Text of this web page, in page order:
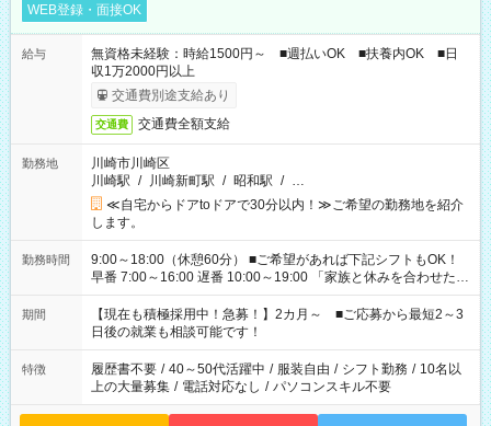
WEB登録・面接OK
給与
無資格未経験：時給1500円～ ■週払いOK ■扶養内OK ■日
収1万2000円以上
交通費別途支給あり
交通費 交通費全額支給
勤務地
川崎市川崎区
川崎駅 / 川崎新町駅 / 昭和駅 / …
≪自宅からドアtoドアで30分以内！≫ご希望の勤務地を紹介
します。
勤務時間
9:00～18:00（休憩60分） ■ご希望があれば下記シフトもOK！
早番 7:00～16:00 遅番 10:00～19:00 「家族と休みを合わせた
い」 「余裕を持って夕飯の準備がしたい」 「できれば残業はし
たくない」 など、ご希望を教えてくださいね。 ※Wワーク希望
の方へ 今ご覧のお仕事で希望する勤務時間と、もう1つのお仕事
の勤務時間。 合計で週40時間を超える場合は応募できません。
期間
【現在も積極採用中！急募！】2カ月～ ■ご応募から最短2～3
日後の就業も相談可能です！
特徴 履歴書不要 / 40～50代活躍中 / 服装自由 / シフト勤務 / 10名以
上の大量募集 / 電話対応なし / パソコンスキル不要